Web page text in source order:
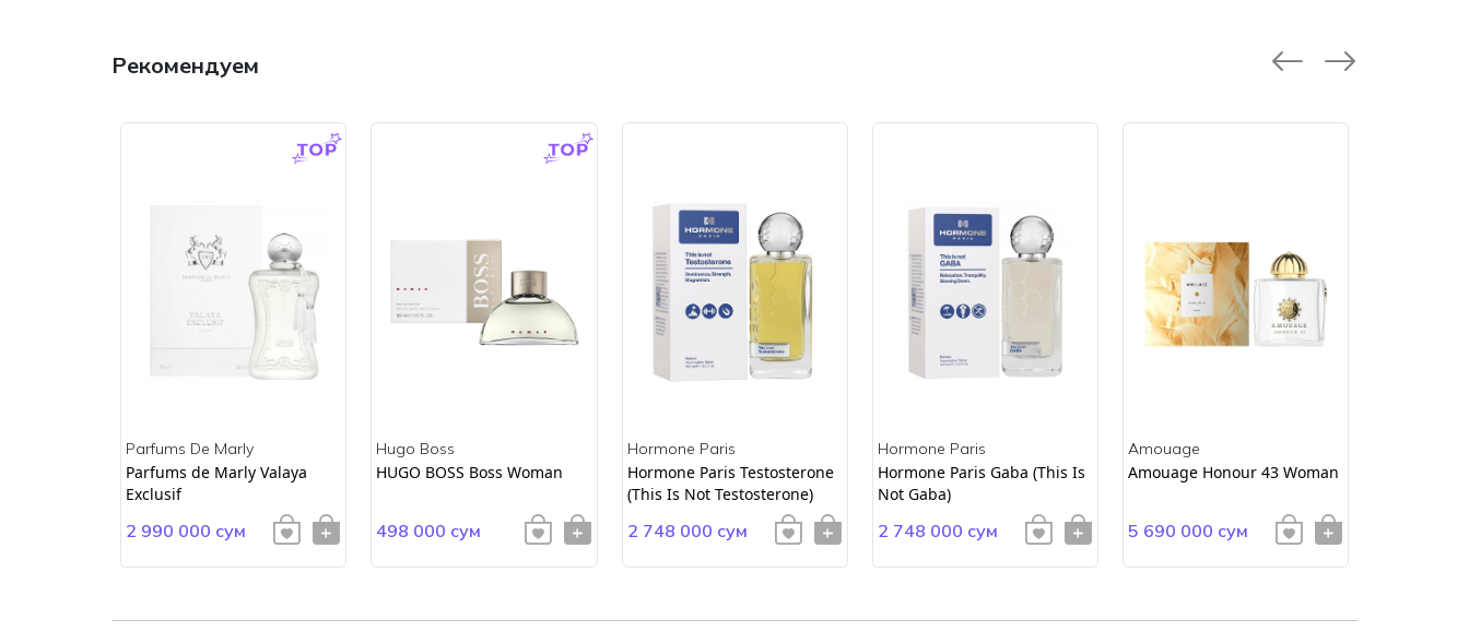
Рекомендуем
Parfums De Marly
Parfums de Marly Valaya
Exclusif
2 990 000 сум
Hugo Boss
HUGO BOSS Boss Woman
498 000 сум
Hormone Paris
Hormone Paris Testosterone
(This Is Not Testosterone)
2 748 000 сум
Hormone Paris
Hormone Paris Gaba (This Is
Not Gaba)
2 748 000 сум
Amouage
Amouage Honour 43 Woman
5 690 000 сум